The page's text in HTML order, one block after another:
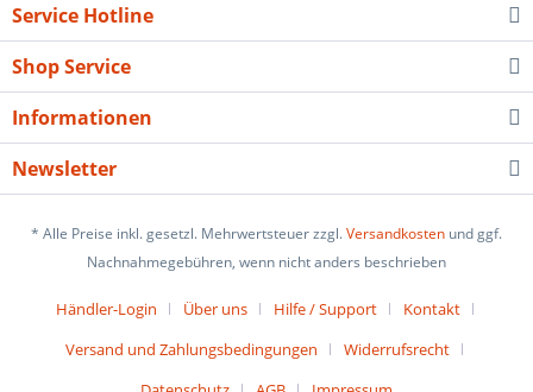
Service Hotline
Shop Service
Informationen
Newsletter
* Alle Preise inkl. gesetzl. Mehrwertsteuer zzgl.Versandkosten und ggf.
Nachnahmegebühren, wenn nicht anders beschrieben
Händler-Login Über uns Hilfe / Support
Kontakt
Versand und Zahlungsbedingungen
Widerrufsrecht